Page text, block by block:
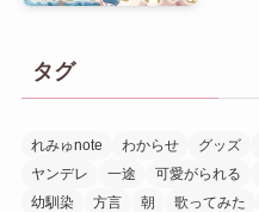
タグ
れみゅnote わからせ グッズ
ヤンデレ
一途 可愛がられる
幼馴染
方言 朝 歌ってみた